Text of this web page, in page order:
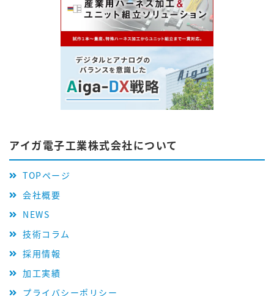
アイガ電子工業株式会社について
TOPページ
会社概要
NEWS
技術コラム
採用情報
加工実績
プライバシーポリシー